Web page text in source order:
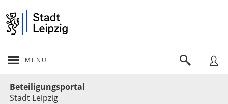
MENÜ
Beteiligungsportal
Stadt Leipzig